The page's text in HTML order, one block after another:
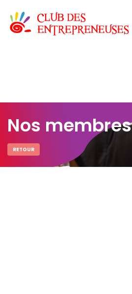
Nos membres
RETOUR